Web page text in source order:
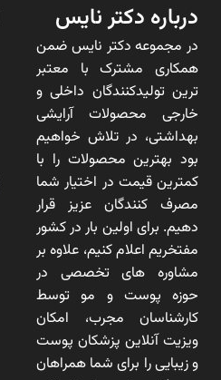
درباره دکتر نایس
در مجموعه دکتر نایس ضمن
همکاری مشترک با معتبر
ترین تولیدکنندگان داخلی و
خارجی محصولات آرایشی
بهداشتی، در تلاش خواهیم
بود بهترین محصولات را با
کمترین قیمت در اختیار شما
مصرف کنندگان عزیز قرار
دهیم. برای اولین بار در کشور
مفتخریم اعلام کنیم، علاوه بر
مشاوره های تخصصی در
حوزه پوست و مو توسط
کارشناسان مجرب، امکان
ویزیت آنلاین پزشکان پوست
و زیبایی را برای شما همراهان